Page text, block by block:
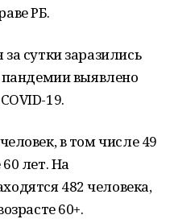
РБ.
сутки заразились
пандемии выявлено
19.
в том числе 49
лет. На
482 человека,
60+.